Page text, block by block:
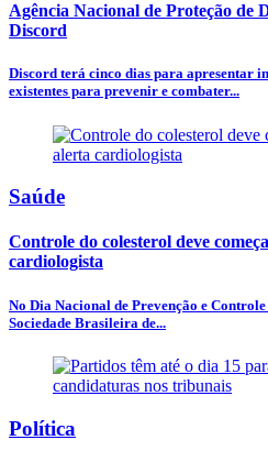
Agência Nacional de Proteção de
Discord
Discord terá cinco dias para apresentar
existentes para prevenir e combater...
Saúde
Controle do colesterol deve
cardiologista
No Dia Nacional de Prevenção e
Sociedade Brasileira de...
Política